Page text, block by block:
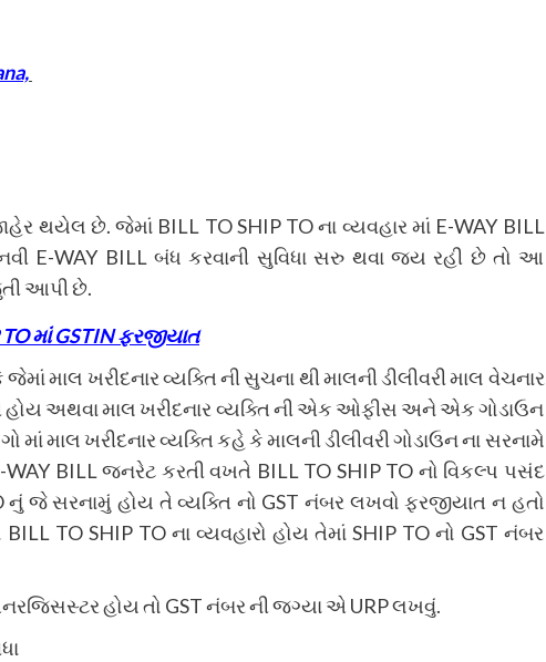
થયેલ છે. જેમાં BILL TO SHIP TO ના વ્યવહાર માં E-WAY BILL
E-WAY BILL બંધ કરવાની સુવિધા સરુ થવા જય રહી છે તો આ
આપી છે.
TOમાંGSTINફરજીયાત
માલ ખરીદનાર વ્યક્તિ ની સુચના થી માલની ડીલીવરી માલ વેચનાર
હોય અથવા માલ ખરીદનાર વ્યક્તિ ની એક ઓફીસ અને એક ગોડાઉન
માલ ખરીદનાર વ્યક્તિ કહે કે માલની ડીલીવરી ગોડાઉન ના સરનામે
WAY BILL જનરેટ કરતી વખતે BILL TO SHIP TO નો વિકલ્પ પસંદ
નું જે સરનામું હોય તે વ્યક્તિ નો GST નંબર લખવો ફરજીયાત ન હતો
TO SHIP TO ના વ્યવહારો હોય તેમાં SHIP TO નો GST નંબર
હોય તો GST નંબર ની જગ્યા એ URP લખવું.